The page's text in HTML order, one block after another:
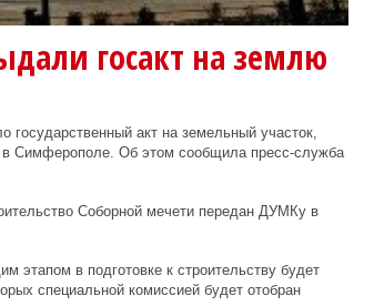
госакт на землю
акт на земельный участок,
Симферополе. Об этом сообщила пресс-служба
Соборной мечети передан ДУМКу в
этапом в подготовке к строительству будет
специальной комиссией будет отобран